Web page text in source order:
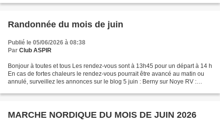
Randonnée du mois de juin
Publié le 05/06/2026 à 08:38
Par Club ASPIR
Bonjour à toutes et tous Les rendez-vous sont à 13h45 pour un départ à 14 h
En cas de fortes chaleurs le rendez-vous pourrait être avancé au matin ou
annulé, surveillez les annonces sur le blog 5 juin : Berny sur Noye RV :
MARCHE NORDIQUE DU MOIS DE JUIN 2026